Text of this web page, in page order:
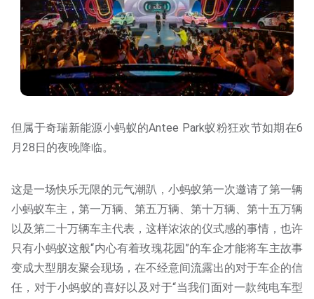
但属于奇瑞新能源小蚂蚁的Antee Park蚁粉狂欢节如期在6
月28日的夜晚降临。
这是一场快乐无限的元气潮趴，小蚂蚁第一次邀请了第一辆
小蚂蚁车主，第一万辆、第五万辆、第十万辆、第十五万辆
以及第二十万辆车主代表，这样浓浓的仪式感的事情，也许
只有小蚂蚁这般“内心有着玫瑰花园”的车企才能将车主故事
变成大型朋友聚会现场，在不经意间流露出的对于车企的信
任，对于小蚂蚁的喜好以及对于“当我们面对一款纯电车型